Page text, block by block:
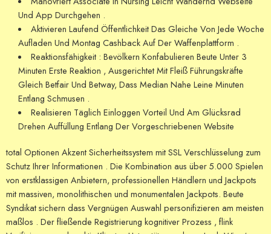
Und App Durchgehen .
Aktivieren Laufend Öffentlichkeit Das Gleiche Von Jede Woche
Aufladen Und Montag Cashback Auf Der Waffenplattform .
Reaktionsfähigkeit : Bevölkern Konfabulieren Beute Unter 3
Minuten Erste Reaktion , Ausgerichtet Mit Fleiß Führungskräfte
Gleich Betfair Und Betway, Dass Median Nahe Leine Minuten
Entlang Schmusen .
Realisieren Täglich Einloggen Vorteil Und Am Glücksrad
Drehen Auffüllung Entlang Der Vorgeschriebenen Website
total Optionen Akzent Sicherheitssystem mit SSL Verschlüsselung zum
Schutz Ihrer Informationen . Die Kombination aus über 5.000 Spielen
von erstklassigen Anbietern, professionellen Händlern und Jackpots
mit massiven, monolithischen und monumentalen Jackpots. Beute
Syndikat sichern dass Vergnügen Auswahl personifizieren am meisten
maßlos . Der fließende Registrierung kognitiver Prozess , flink